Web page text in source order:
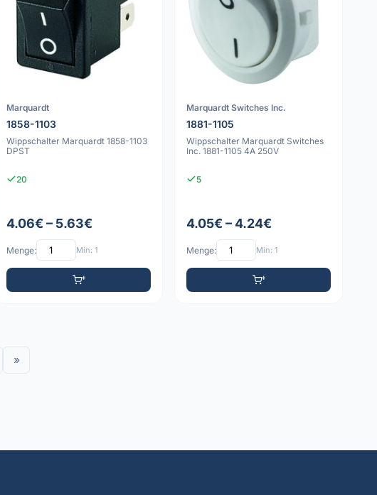
Marquardt
1858-1103
Wippschalter Marquardt 1858-1103
DPST
20
4.06€ – 5.63€
Menge: Min: 1
Marquardt Switches Inc.
1881-1105
Wippschalter Marquardt Switches
Inc. 1881-1105 4A 250V
5
4.05€ – 4.24€
Menge: Min: 1
»